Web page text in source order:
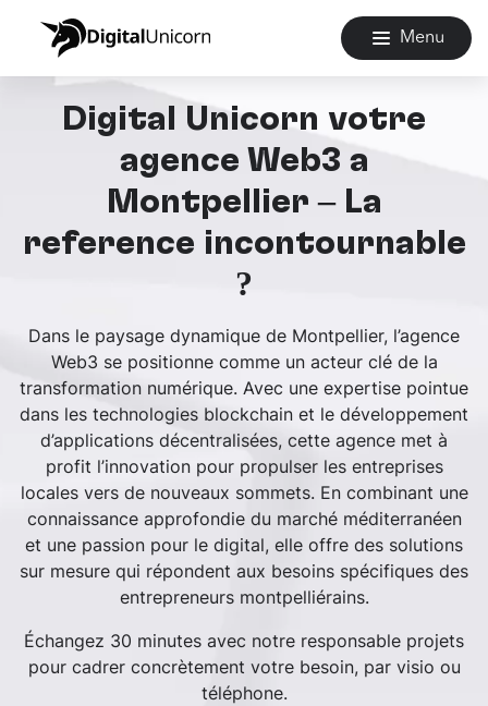
Menu
Digital Unicorn votre
agence Web3 à
Montpellier – La
référence incontournable
?
Dans le paysage dynamique de Montpellier, l’agence
Web3 se positionne comme un acteur clé de la
transformation numérique. Avec une expertise pointue
dans les technologies blockchain et le développement
d’applications décentralisées, cette agence met à
profit l’innovation pour propulser les entreprises
locales vers de nouveaux sommets. En combinant une
connaissance approfondie du marché méditerranéen
et une passion pour le digital, elle offre des solutions
sur mesure qui répondent aux besoins spécifiques des
entrepreneurs montpelliérains.
Échangez 30 minutes avec notre responsable projets
pour cadrer concrètement votre besoin, par visio ou
téléphone.